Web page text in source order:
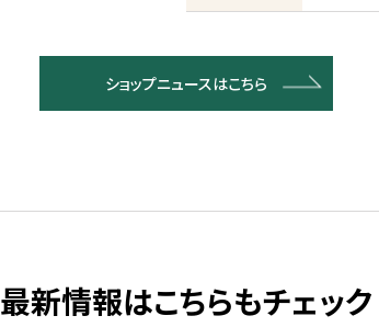
ショップニュースはこちら
最新情報はこちらもチェック